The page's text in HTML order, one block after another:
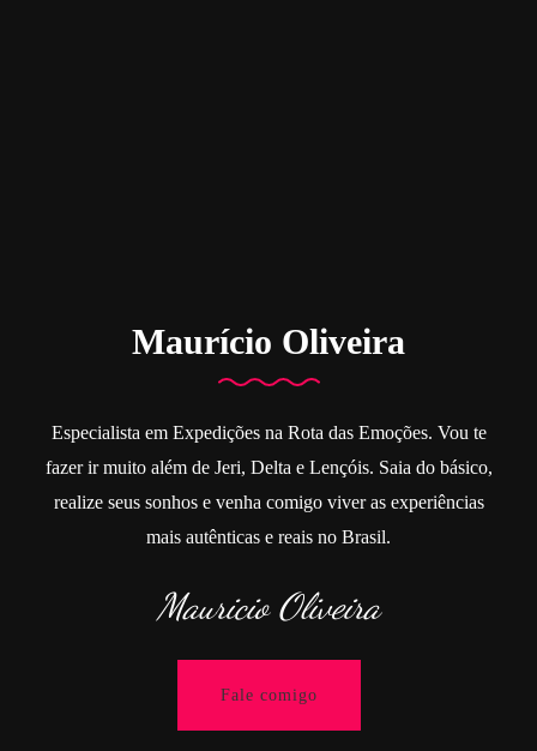
Maurício Oliveira
Especialista em Expedições na Rota das Emoções. Vou te
fazer ir muito além de Jeri, Delta e Lençóis. Saia do básico,
realize seus sonhos e venha comigo viver as experiências
mais autênticas e reais no Brasil.
Mauricio Oliveira
Fale comigo